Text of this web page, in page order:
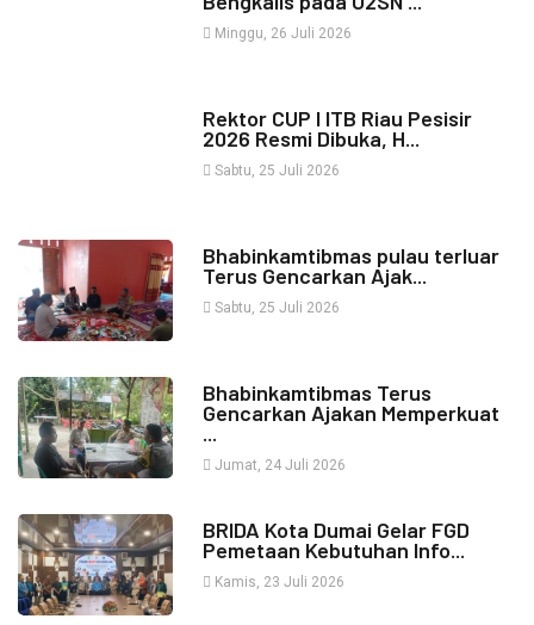
Minggu, 26 Juli 2026
Rektor CUP I ITB Riau Pesisir
2026 Resmi Dibuka, H...
Sabtu, 25 Juli 2026
Bhabinkamtibmas pulau terluar
Terus Gencarkan Ajak...
Sabtu, 25 Juli 2026
Bhabinkamtibmas Terus
Gencarkan Ajakan Memperkuat
...
Jumat, 24 Juli 2026
BRIDA Kota Dumai Gelar FGD
Pemetaan Kebutuhan Info...
Kamis, 23 Juli 2026